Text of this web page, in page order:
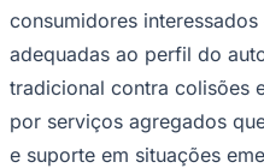
consumidores
adequadas ao perfil do
tradicional contra colisões
por serviços agregados
e suporte em situações